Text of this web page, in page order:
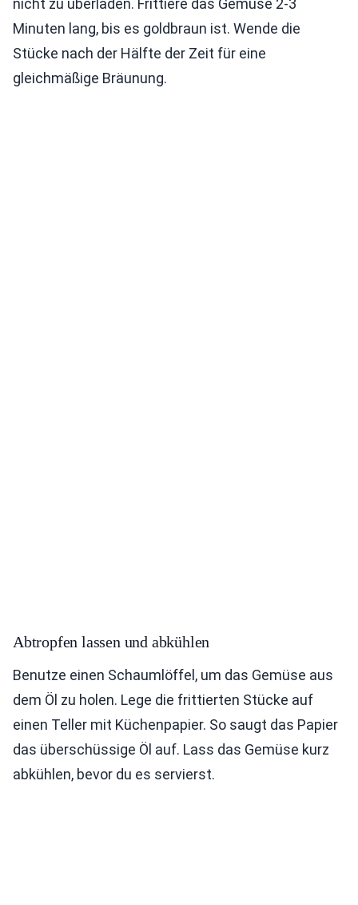
nicht zu überladen. Frittiere das Gemüse 2-3
Minuten lang, bis es goldbraun ist. Wende die
Stücke nach der Hälfte der Zeit für eine
gleichmäßige Bräunung.
Abtropfen lassen und abkühlen
Benutze einen Schaumlöffel, um das Gemüse aus
dem Öl zu holen. Lege die frittierten Stücke auf
einen Teller mit Küchenpapier. So saugt das Papier
das überschüssige Öl auf. Lass das Gemüse kurz
abkühlen, bevor du es servierst.